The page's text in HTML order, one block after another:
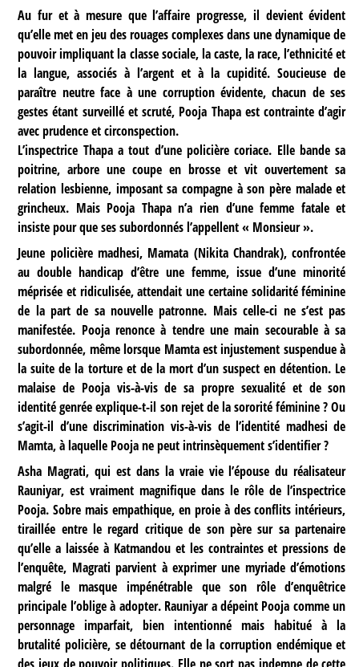
Au fur et à mesure que l’affaire progresse, il devient évident
qu’elle met en jeu des rouages complexes dans une dynamique de
pouvoir impliquant la classe sociale, la caste, la race, l’ethnicité et
la langue, associés à l’argent et à la cupidité. Soucieuse de
paraître neutre face à une corruption évidente, chacun de ses
gestes étant surveillé et scruté, Pooja Thapa est contrainte d’agir
avec prudence et circonspection.
L’inspectrice Thapa a tout d’une policière coriace. Elle bande sa
poitrine, arbore une coupe en brosse et vit ouvertement sa
relation lesbienne, imposant sa compagne à son père malade et
grincheux. Mais Pooja Thapa n’a rien d’une femme fatale et
insiste pour que ses subordonnés l’appellent « Monsieur ».
Jeune policière madhesi, Mamata (Nikita Chandrak), confrontée
au double handicap d’être une femme, issue d’une minorité
méprisée et ridiculisée, attendait une certaine solidarité féminine
de la part de sa nouvelle patronne. Mais celle-ci ne s’est pas
manifestée. Pooja renonce à tendre une main secourable à sa
subordonnée, même lorsque Mamta est injustement suspendue à
la suite de la torture et de la mort d’un suspect en détention. Le
malaise de Pooja vis-à-vis de sa propre sexualité et de son
identité genrée explique-t-il son rejet de la sororité féminine ? Ou
s’agit-il d’une discrimination vis-à-vis de l’identité madhesi de
Mamta, à laquelle Pooja ne peut intrinsèquement s’identifier ?
Asha Magrati, qui est dans la vraie vie l’épouse du réalisateur
Rauniyar, est vraiment magnifique dans le rôle de l’inspectrice
Pooja. Sobre mais empathique, en proie à des conflits intérieurs,
tiraillée entre le regard critique de son père sur sa partenaire
qu’elle a laissée à Katmandou et les contraintes et pressions de
l’enquête, Magrati parvient à exprimer une myriade d’émotions
malgré le masque impénétrable que son rôle d’enquêtrice
principale l’oblige à adopter. Rauniyar a dépeint Pooja comme un
personnage imparfait, bien intentionné mais habitué à la
brutalité policière, se détournant de la corruption endémique et